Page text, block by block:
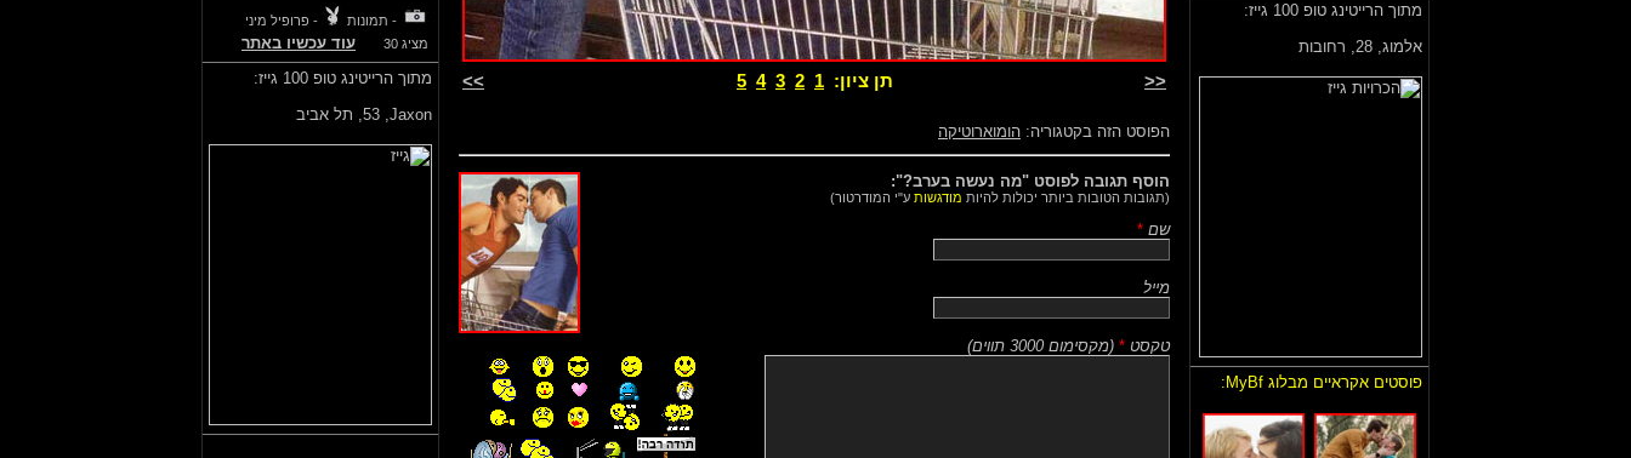
מתוך הרייטינג טופ 100 גייז:
אלמוג, 28, רחובות
פוסטים אקראיים מבלוג MyBf:
<< תן ציון: 1
2
3
4
5
>>
הפוסט הזה בקטגוריה: הומוארוטיקה
הוסף תגובה לפוסט "מה נעשה בערב?":
(תגובות הטובות ביותר יכולות להיות מודגשות ע"י המודרטור)
שם *
מייל
טקסט *
(מקסימום 3000 תווים )
- תמונות
- פרופיל מיני
מציג 30
עוד עכשיו באתר
מתוך הרייטינג טופ 100 גייז:
Jaxon, 53, תל אביב